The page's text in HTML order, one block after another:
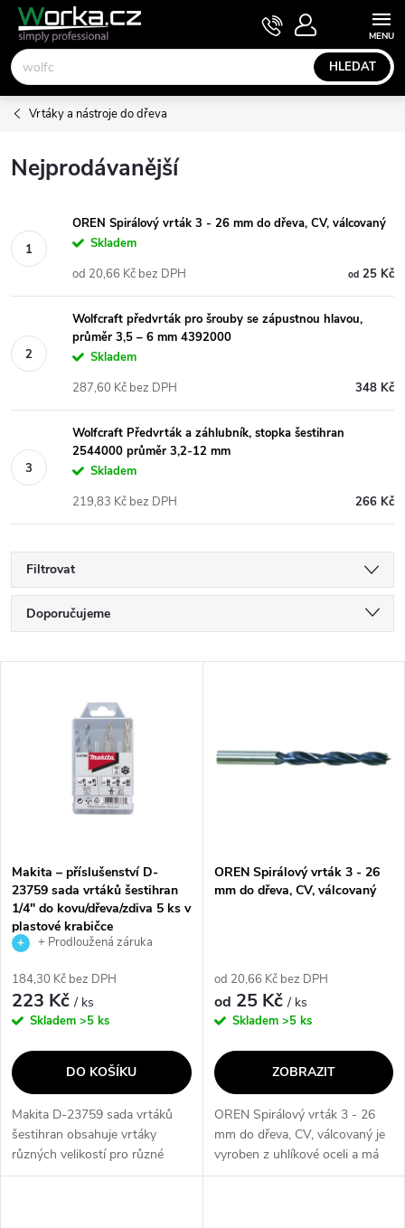
Přejít
obsah
HLEDAT
NÁKUPNÍ
KOŠÍK
Vrtáky a nástroje do dřeva
Nejprodávanější
OREN Spirálový vrták 3 - 26 mm do dřeva, CV, válcovaný
Skladem
od25 Kč
od 20,66 Kč bez DPH
Wolfcraft předvrták pro šrouby se zápustnou hlavou,
průměr 3,5 – 6 mm 4392000
Skladem
348 Kč
287,60 Kč bez DPH
Wolfcraft Předvrták a záhlubník, stopka šestihran
2544000 průměr 3,2-12 mm
Skladem
266 Kč
219,83 Kč bez DPH
Filtrovat
Ř
a
p
r
o
d
u
k
t
Doporučujeme
Nejprodávanější
Abecedně
s
p
r
o
d
u
k
t
Makita – příslušenství D-
23759 sada vrtáků šestihran
1/4" do kovu/dřeva/zdiva 5 ks v
plastové krabičce
+ Prodloužená záruka
184,30 Kč bez DPH
223 Kč/ ks
Skladem >5 ks
DO KOŠÍKU
Makita D-23759 sada vrtáků
šestihran obsahuje vrtáky
různých velikostí pro různé
materiály, včetně dřeva, zdiva a
OREN Spirálový vrták 3 - 26
mm do dřeva, CV, válcovaný
od 20,66 Kč bez DPH
od 25 Kč/ ks
Skladem >5 ks
ZOBRAZIT
OREN Spirálový vrták 3 - 26
mm do dřeva, CV, válcovaný je
vyroben z uhlíkové oceli a má
broušenou centrovací špici pro